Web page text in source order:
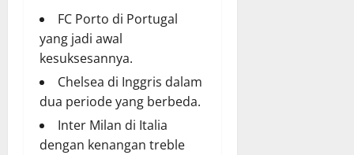
FC Porto di Portugal
yang jadi awal
kesuksesannya.
Chelsea di Inggris dalam
dua periode yang berbeda.
Inter Milan di Italia
dengan kenangan treble